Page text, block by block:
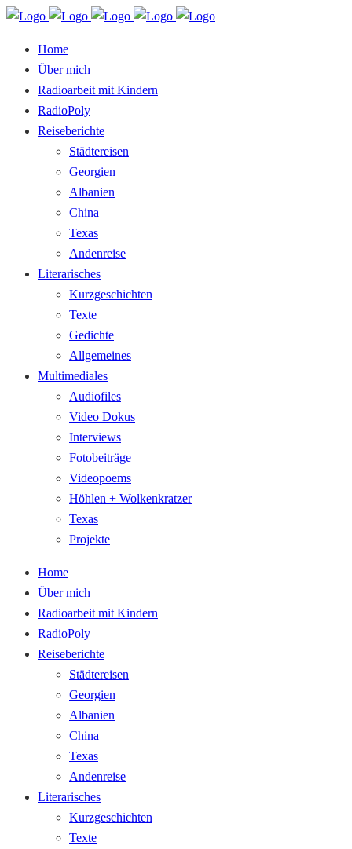
Home
Über mich
Radioarbeit mit Kindern
RadioPoly
Reiseberichte
Städtereisen
Georgien
Albanien
China
Texas
Andenreise
Literarisches
Kurzgeschichten
Texte
Gedichte
Allgemeines
Multimediales
Audiofiles
Video Dokus
Interviews
Fotobeiträge
Videopoems
Höhlen + Wolkenkratzer
Texas
Projekte
Home
Über mich
Radioarbeit mit Kindern
RadioPoly
Reiseberichte
Städtereisen
Georgien
Albanien
China
Texas
Andenreise
Literarisches
Kurzgeschichten
Texte